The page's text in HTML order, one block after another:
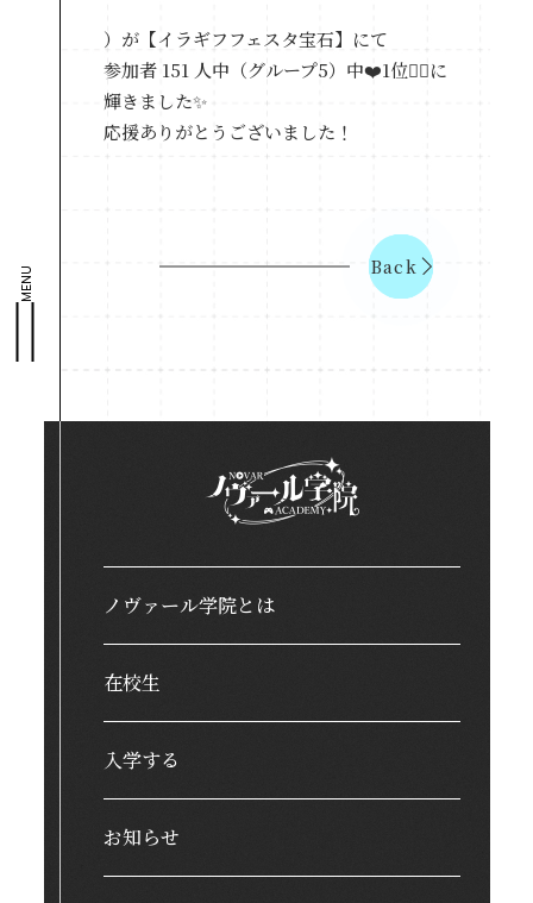
MENU
）が【イラギフフェスタ宝石】にて
参加者 151 人中（グループ5）中❤️1位❤️‍🔥に
輝きました✨
応援ありがとうございました！
Back
ノヴァール学院とは
在校生
入学する
お知らせ